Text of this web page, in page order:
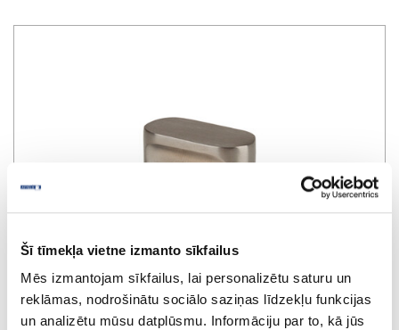
Šī tīmekļa vietne izmanto sīkfailus
Mēs izmantojam sīkfailus, lai personalizētu saturu un
reklāmas, nodrošinātu sociālo saziņas līdzekļu funkcijas
un analizētu mūsu datplūsmu. Informāciju par to, kā jūs